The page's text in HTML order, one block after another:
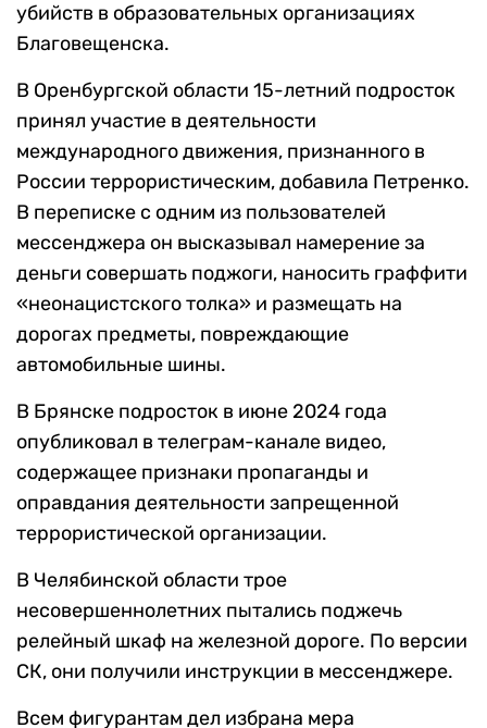
убийств в образовательных организациях
Благовещенска.
В Оренбургской области 15-летний подросток
принял участие в деятельности
международного движения, признанного в
России террористическим, добавила Петренко.
В переписке с одним из пользователей
мессенджера он высказывал намерение за
деньги совершать поджоги, наносить граффити
«неонацистского толка» и размещать на
дорогах предметы, повреждающие
автомобильные шины.
В Брянске подросток в июне 2024 года
опубликовал в телеграм-канале видео,
содержащее признаки пропаганды и
оправдания деятельности запрещенной
террористической организации.
В Челябинской области трое
несовершеннолетних пытались поджечь
релейный шкаф на железной дороге. По версии
СК, они получили инструкции в мессенджере.
Всем фигурантам дел избрана мера